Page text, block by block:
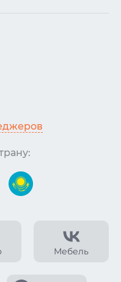
Мебель